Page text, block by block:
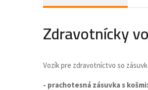
Zdravotnícky
Vozík pre zdravotníctvo so
- prachotesná zásuvka s